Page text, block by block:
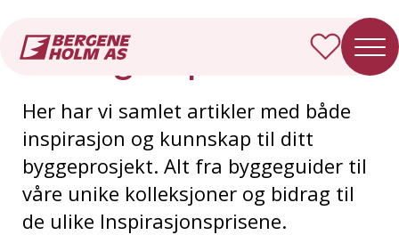
La deg inspirere
Her har vi samlet artikler med både
inspirasjon og kunnskap til ditt
byggeprosjekt. Alt fra byggeguider til
våre unike kolleksjoner og bidrag til
de ulike Inspirasjonsprisene.